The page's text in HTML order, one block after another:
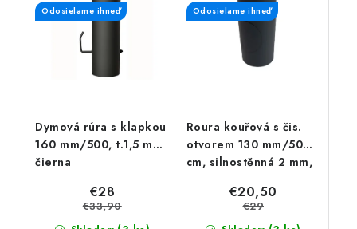
Dymová rúra s klapkou
160 mm/500, t.1,5 mm,
čierna
Odosielame ihneď
€28
€33,90
Roura kouřová s čis.
otvorem 130 mm/50
cm, silnostěnná 2 mm,
Odosielame ihneď
€20,50
€29